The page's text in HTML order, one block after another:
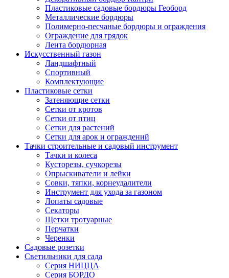
Пластиковые садовые бордюры Геоборд
Металлические бордюры
Полимерно-песчаные бордюры и ограждения
Ограждение для грядок
Лента бордюрная
Искусственный газон
Ландшафтный
Спортивный
Комплектующие
Пластиковые сетки
Затеняющие сетки
Сетки от кротов
Сетки от птиц
Сетки для растений
Сетки для арок и ограждений
Тачки строительные и садовый инструмент
Тачки и колеса
Кусторезы, сучкорезы
Опрыскиватели и лейки
Совки, тяпки, корнеудалители
Инструмент для ухода за газоном
Лопаты садовые
Секаторы
Щетки тротуарные
Перчатки
Черенки
Садовые розетки
Светильники для сада
Серия НИЦЦА
Серия БОРДО